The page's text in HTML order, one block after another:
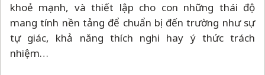
khoẻ mạnh, và thiết lập cho con những thái độ
mang tính nền tảng để chuẩn bị đến trường như sự
tự giác, khả năng thích nghi hay ý thức trách
nhiệm…